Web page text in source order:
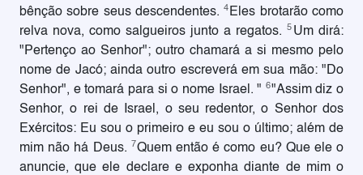
bênção sobre seus descendentes.4 Eles brotarão como
relva nova, como salgueiros junto a regatos. 5 Um dirá:
"Pertenço ao Senhor"; outro chamará a si mesmo pelo
nome de Jacó; ainda outro escreverá em sua mão: "Do
Senhor", e tomará para si o nome Israel. " 6"Assim diz o
Senhor, o rei de Israel, o seu redentor, o Senhor dos
Exércitos: Eu sou o primeiro e eu sou o último; além de
mim não há Deus. 7Quem então é como eu? Que ele o
anuncie, que ele declare e exponha diante de mim o